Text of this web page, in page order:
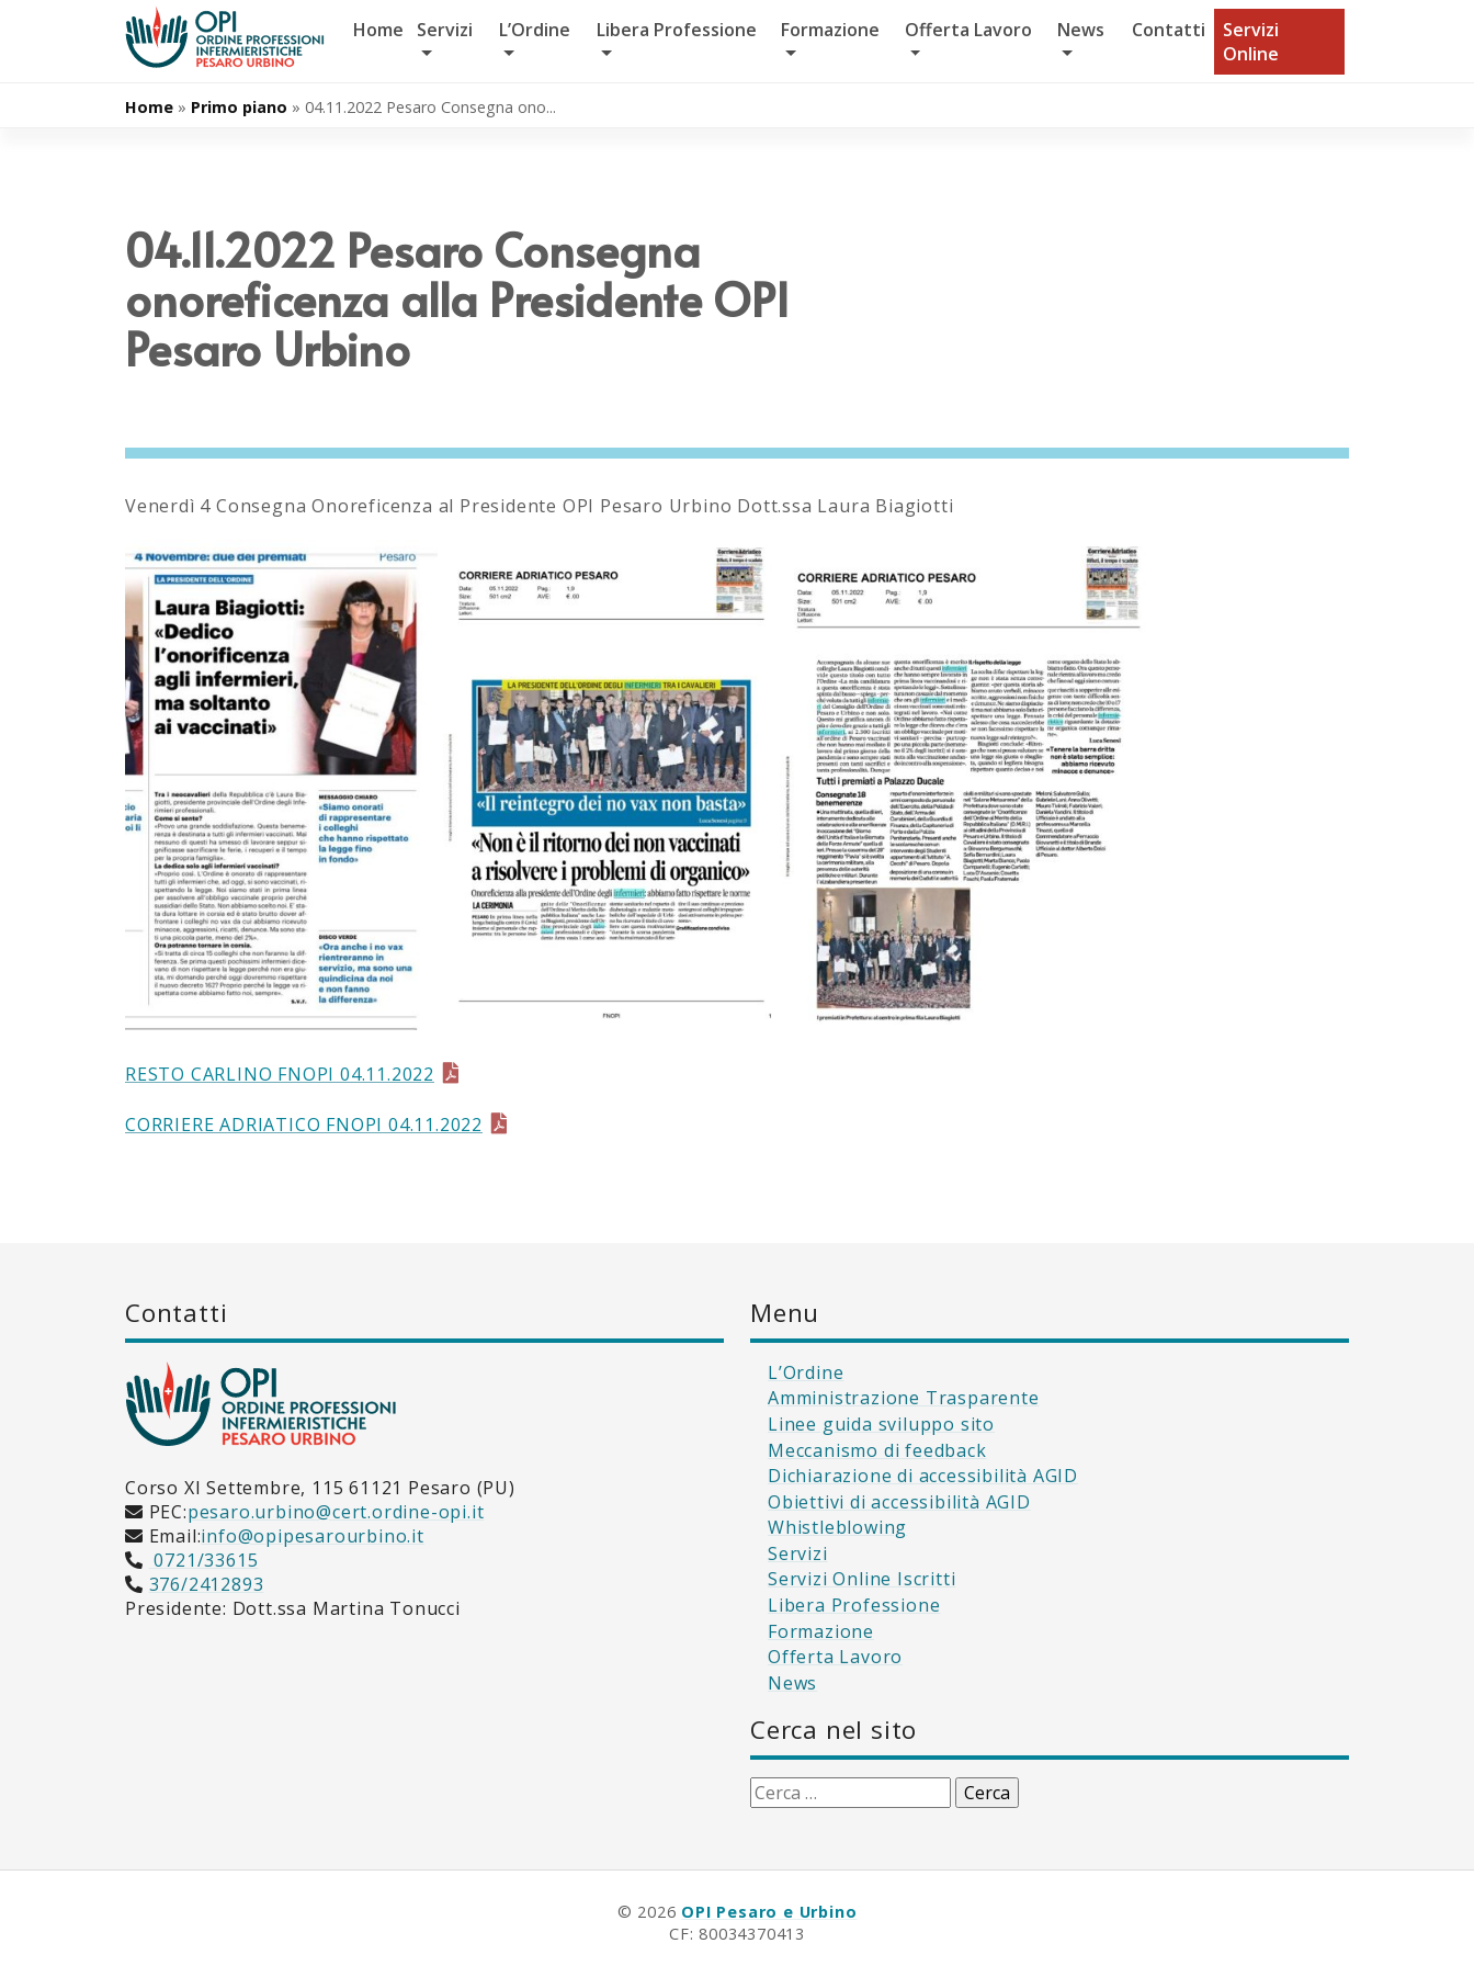
Home Servizi L’Ordine Libera Professione Formazione Offerta Lavoro News Contatti
Servizi
Online
Home » Primo piano » 04.11.2022 Pesaro Consegna ono...
04.11.2022 Pesaro Consegna
onoreficenza alla Presidente OPI
Pesaro Urbino
Venerdì 4 Consegna Onoreficenza al Presidente OPI Pesaro Urbino Dott.ssa Laura Biagiotti
RESTO CARLINO FNOPI 04.11.2022
CORRIERE ADRIATICO FNOPI 04.11.2022
Contatti
Corso XI Settembre, 115 61121 Pesaro (PU)
PEC:pesaro.urbino@cert.ordine-opi.it
Email:info@opipesarourbino.it
0721/33615
376/2412893
Presidente: Dott.ssa Martina Tonucci
Menu
L’Ordine
Amministrazione Trasparente
Linee guida sviluppo sito
Meccanismo di feedback
Dichiarazione di accessibilità AGID
Obiettivi di accessibilità AGID
Whistleblowing
Servizi
Servizi Online Iscritti
Libera Professione
Formazione
Offerta Lavoro
News
Cerca nel sito
Ricerca
per:
© 2026 OPI Pesaro e Urbino
CF: 80034370413